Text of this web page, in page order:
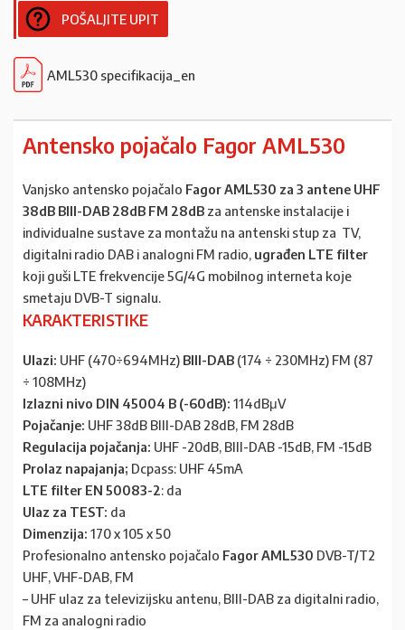
POŠALJITE UPIT
AML530 specifikacija_en
Antensko pojačalo Fagor AML530
Vanjsko antensko pojačalo Fagor AML530 za 3 antene UHF
38dB BIII-DAB 28dB FM 28dB za antenske instalacije i
individualne sustave za montažu na antenski stup za TV,
digitalni radio DAB i analogni FM radio, ugrađen LTE filter
koji guši LTE frekvencije 5G/4G mobilnog interneta koje
smetaju DVB-T signalu.
KARAKTERISTIKE
Ulazi: UHF (470÷694MHz) BIII-DAB (174 ÷ 230MHz) FM (87
÷ 108MHz)
Izlazni nivo DIN 45004 B (-60dB): 114dBμV
Pojačanje: UHF 38dB BIII-DAB 28dB, FM 28dB
Regulacija pojačanja: UHF -20dB, BIII-DAB -15dB, FM -15dB
Prolaz napajanja; Dcpass: UHF 45mA
LTE filter EN 50083-2: da
Ulaz za TEST: da
Dimenzija: 170 x 105 x 50
Profesionalno antensko pojačalo Fagor AML530 DVB-T/T2
UHF, VHF-DAB, FM
– UHF ulaz za televizijsku antenu, BIII-DAB za digitalni radio,
FM za analogni radio